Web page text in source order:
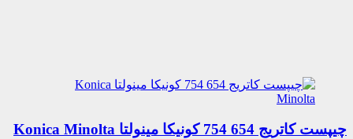
چیپست کاتریج 654 754 کونیکا مینولتا Konica Minolta